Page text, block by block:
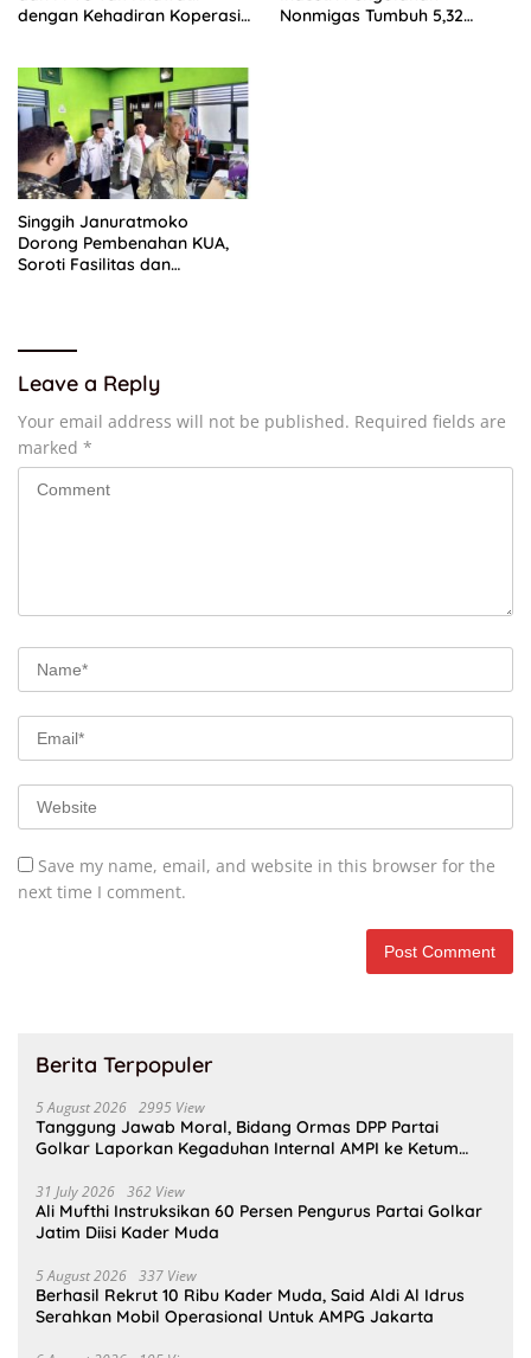
dengan Kehadiran Koperasi
Nonmigas Tumbuh 5,32
Singgih Januratmoko
Dorong Pembenahan KUA,
Soroti Fasilitas dan
Leave a Reply
Your email address will not be published. Required fields are
marked *
Save my name, email, and website in this browser for the
next time I comment.
Berita Terpopuler
5 August 2026 2995 View
Tanggung Jawab Moral, Bidang Ormas DPP Partai
Golkar Laporkan Kegaduhan Internal AMPI ke Ketum
31 July 2026 362 View
Ali Mufthi Instruksikan 60 Persen Pengurus Partai Golkar
Jatim Diisi Kader Muda
5 August 2026 337 View
Berhasil Rekrut 10 Ribu Kader Muda, Said Aldi Al Idrus
Serahkan Mobil Operasional Untuk AMPG Jakarta